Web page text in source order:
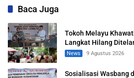
Dasco Ahmad
Baca Juga
Tokoh Melayu
Langkat Hilang
News 9 Agustus 2026
Sosialisasi Wasbang